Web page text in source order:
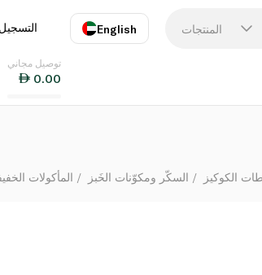
المنتجات English
اللغة
التسجيل
توصيل مجاني
0.00
المأكولات السكّر ومكوّنات الخَبز الكوكيز